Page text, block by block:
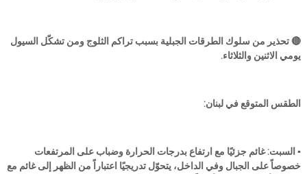
🔴 تحذير من سلوك الطرقات الجبلية بسبب تراكم الثلوج ومن تشكّل السيول
يومي الاثنين والثلاثاء.
الطقس المتوقع في لبنان:
▪️ السبت: غائم جزئيًا مع ارتفاع بدرجات الحرارة وضباب على المرتفعات
خصوصاً على الجبال وفي الداخل، يتحوّل تدريجيًا اعتباراً من الظهر إلى غائم مع